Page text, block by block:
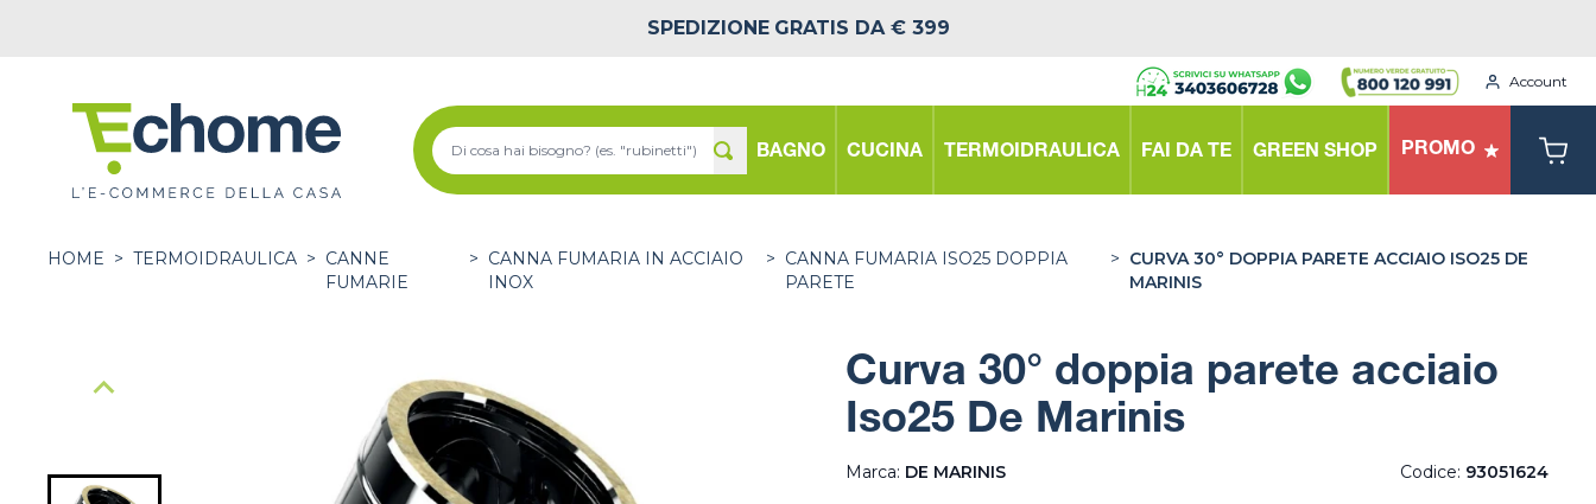
SPEDIZIONE GRATIS DA € 399
Account
BAGNO CUCINA TERMOIDRAULICA FAI DA TE GREEN SHOP PROMO
HOME > TERMOIDRAULICA > CANNE
FUMARIE
> CANNA FUMARIA IN ACCIAIO
INOX
> CANNA FUMARIA ISO25 DOPPIA
PARETE
> CURVA 30° DOPPIA PARETE ACCIAIO ISO25 DE
MARINIS
Curva 30° doppia parete acciaio
Iso25 De Marinis
Marca: DE MARINIS Codice: 93051624